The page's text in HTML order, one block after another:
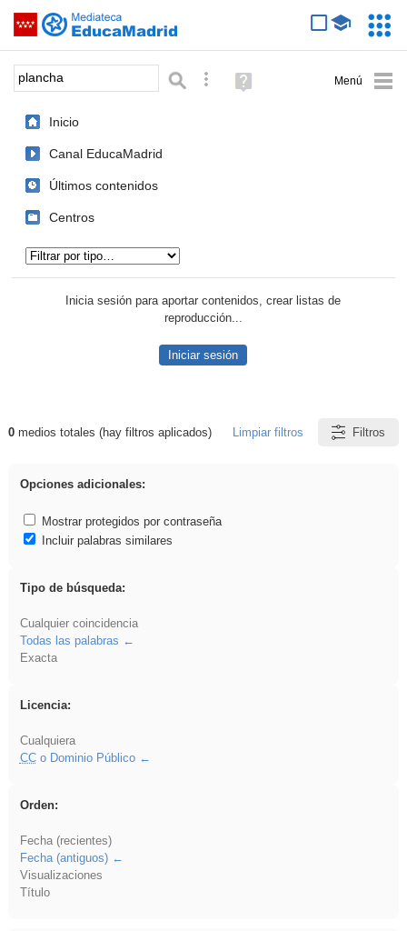
Saltar navegación
Palabra o frase: Búsqueda avanzada
Ayuda
(en
Inicio
Canal EducaMadrid
Últimos contenidos
Centros
Inicia sesión para aportar contenidos, crear listas de
reproducción...
Iniciar sesión
Resultados de: plancha
0medios totales (hay filtros aplicados) Limpiar filtros Filtros
Opciones adicionales:
Mostrar protegidos por contraseña
Incluir palabras similares
Tipo de búsqueda:
Cualquier coincidencia
Todas las palabras
Exacta
Licencia:
Cualquiera
CCo Dominio Público
Orden:
Fecha (recientes)
Fecha (antiguos)
Visualizaciones
Título